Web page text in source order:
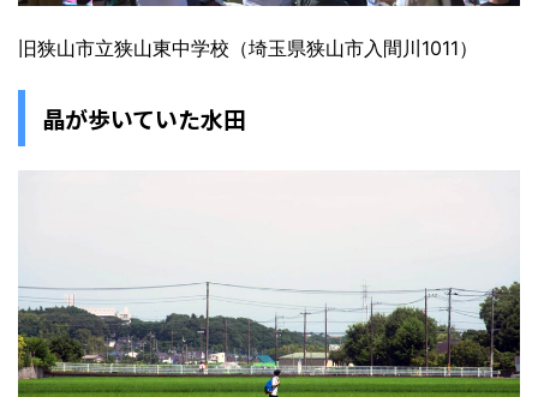
旧狭山市立狭山東中学校（埼玉県狭山市入間川1011）
晶が歩いていた水田